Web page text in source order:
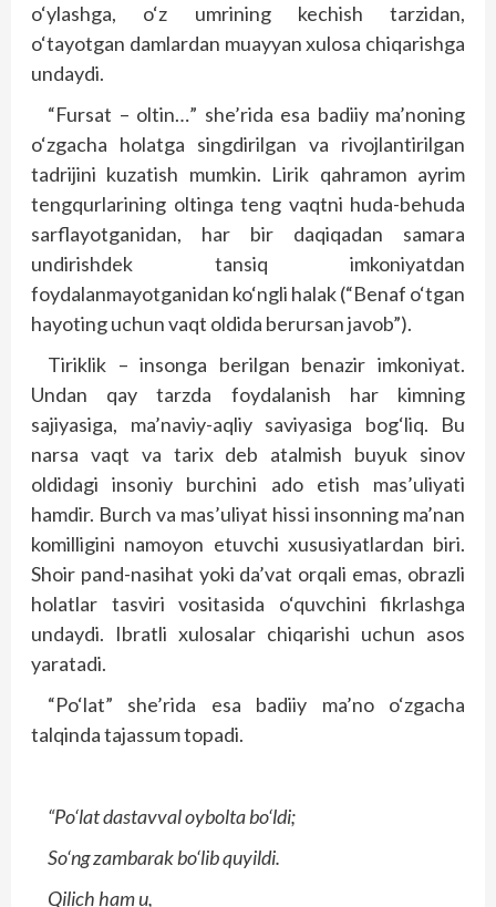
o‘ylashga, o‘z umrining kechish tarzidan,
o‘tayotgan damlardan muayyan xulosa chiqarishga
undaydi.
“Fursat – oltin…” she’rida esa badiiy ma’noning
o‘zgacha holatga singdirilgan va rivojlantirilgan
tadrijini kuzatish mumkin. Lirik qahramon ayrim
tengqurlarining oltinga teng vaqtni huda-behuda
sarflayotganidan, har bir daqiqadan samara
undirishdek tansiq imkoniyatdan
foydalanmayotganidan ko‘ngli halak (“Benaf o‘tgan
hayoting uchun vaqt oldida berursan javob”).
Tiriklik – insonga berilgan benazir imkoniyat.
Undan qay tarzda foydalanish har kimning
sajiyasiga, ma’naviy-aqliy saviyasiga bog‘liq. Bu
narsa vaqt va tarix deb atalmish buyuk sinov
oldidagi insoniy burchini ado etish mas’uliyati
hamdir. Burch va mas’uliyat hissi insonning ma’nan
komilligini namoyon etuvchi xususiyatlardan biri.
Shoir pand-nasihat yoki da’vat orqali emas, obrazli
holatlar tasviri vositasida o‘quvchini fikrlashga
undaydi. Ibratli xulosalar chiqarishi uchun asos
yaratadi.
“Po‘lat” she’rida esa badiiy ma’no o‘zgacha
talqinda tajassum topadi.
“Po‘lat dastavval oybolta bo‘ldi;
So‘ng zambarak bo‘lib quyildi.
Qilich ham u,